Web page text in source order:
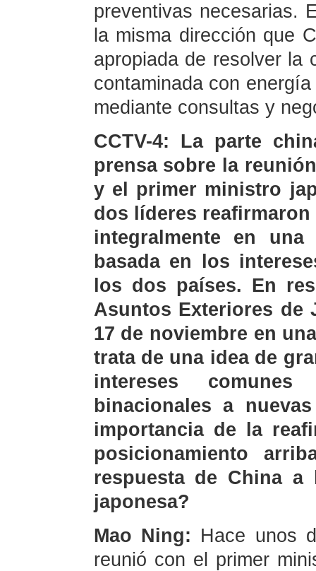
preventivas necesarias.
la misma dirección que
apropiada de resolver la
contaminada con
mediante consultas y
CCTV-4: La parte
prensa sobre la
y el primer ministro
dos líderes
integralmente en
basada en los
los dos países. En
Asuntos Exteriores de
17 de noviembre en
trata de una idea de
intereses
binacionales a
importancia de la
posicionamiento
respuesta de China a
japonesa?
Mao Ning: Hace unos
reunió con el primer